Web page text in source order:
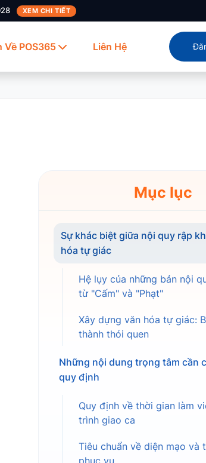
XEM CHI TIẾT
POS365 Liên Hệ
Mục lục
Sự khác biệt giữa nội quy rập
hóa tự giác
Hệ lụy của những bản nội
từ "Cấm" và "Phạt"
Xây dựng văn hóa tự giác:
thành thói quen
Những nội dung trọng tâm cần
quy định
Quy định về thời gian làm
trình giao ca
Tiêu chuẩn về diện mạo và